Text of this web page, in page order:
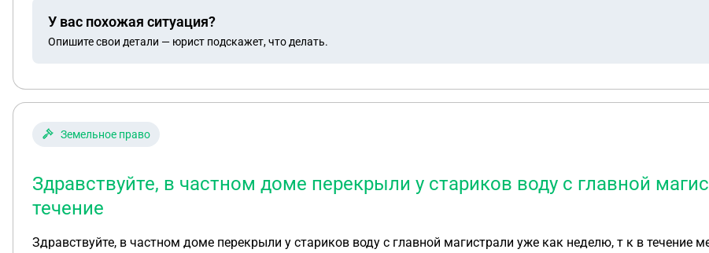
следили за ней. Возможно в нашем случае оформить квартиру таким способом в судебном порядке?
У вас похожая ситуация?
Опишите свои детали — юрист подскажет, что делать.
Земельное право
Здравствуйте, в частном доме перекрыли у стариков воду с главной
течение
Здравствуйте, в частном доме перекрыли у стариков воду с главной магистрали уже как неделю, т к в течение